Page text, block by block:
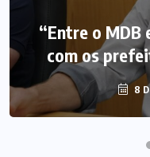
“Entre o
com os
8